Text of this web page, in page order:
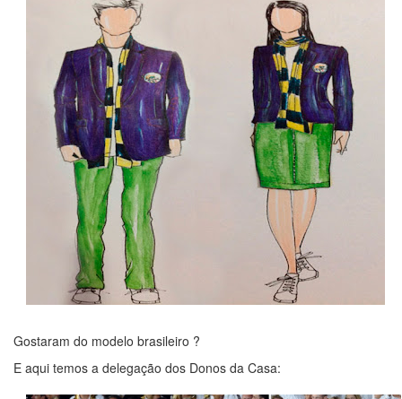
Gostaram do modelo brasileiro ?
E aqui temos a delegação dos Donos da Casa: